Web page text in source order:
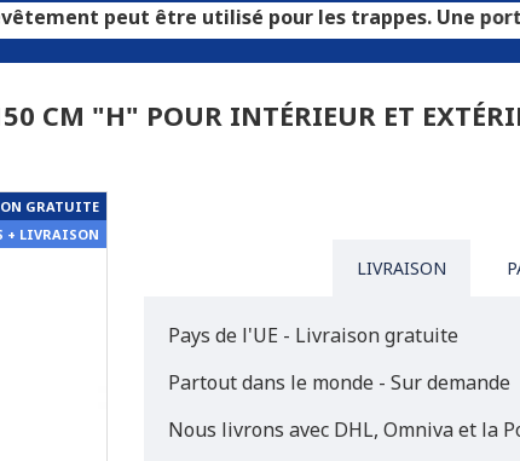
être utilisé pour les trappes. Une porte en
CM "H" POUR INTÉRIEUR ET
GRATUITE
+ LIVRAISON
LIVRAISON
Pays de l'UE - Livraison gratuite
Partout dans le monde - Sur demande
Nous livrons avec DHL, Omniva et la